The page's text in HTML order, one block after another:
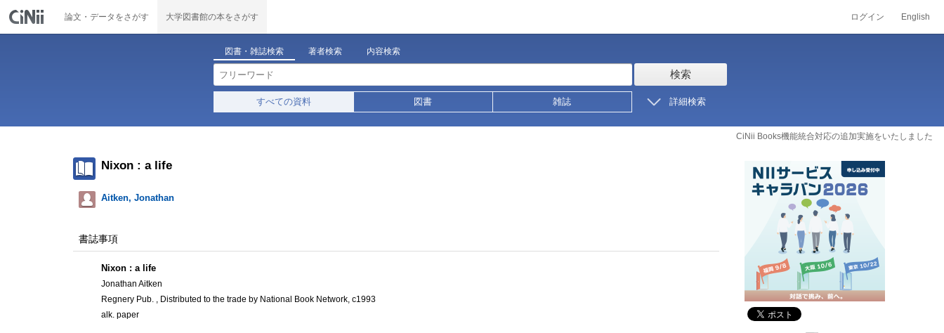
論文・データをさがす 大学図書館の本をさがす ログイン English
図書・雑誌検索 著者検索 内容検索
検索
すべての資料 図書 雑誌 詳細検索
CiNii Books機能統合対応の追加実施をいたしました
Nixon : a life
Aitken, Jonathan
書誌事項
Nixon : a life
Jonathan Aitken
Regnery Pub. , Distributed to the trade by National Book Network, c1993
alk. paper